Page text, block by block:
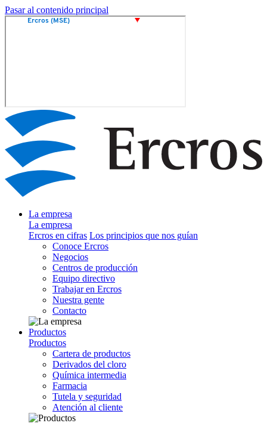
Pasar al contenido principal
La empresa
La empresa
Ercros en cifras Los principios que nos guían
Conoce Ercros
Negocios
Centros de producción
Equipo directivo
Trabajar en Ercros
Nuestra gente
Contacto
Productos
Productos
Cartera de productos
Derivados del cloro
Química intermedia
Farmacia
Tutela y seguridad
Atención al cliente